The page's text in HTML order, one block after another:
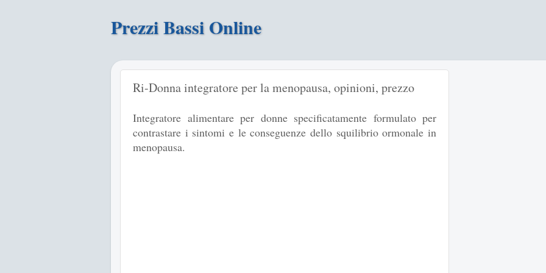
Prezzi Bassi Online
Ri-Donna integratore per la menopausa, opinioni, prezzo
Integratore alimentare per donne specificatamente formulato per
contrastare i sintomi e le conseguenze dello squilibrio ormonale in
menopausa.